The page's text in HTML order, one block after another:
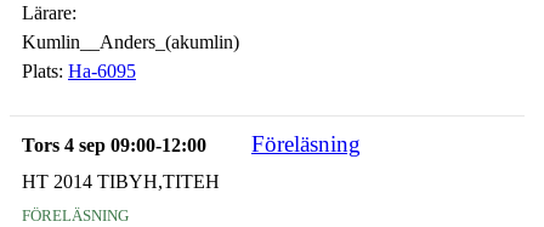
Lärare:
Kumlin__Anders_(akumlin)
Plats: Ha-6095
Tors 4 sep 09:00-12:00 Föreläsning
HT 2014 TIBYH,TITEH
föreläsning